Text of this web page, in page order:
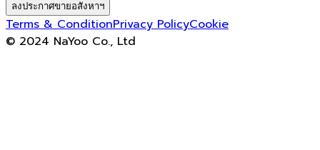
ลงประกาศขายอสังหาฯ
Terms & ConditionPrivacy PolicyCookie
© 2024 NaYoo Co., Ltd